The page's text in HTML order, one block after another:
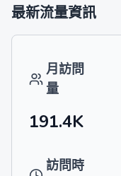
最新流量資訊
月訪問
量
191.4K
訪問時